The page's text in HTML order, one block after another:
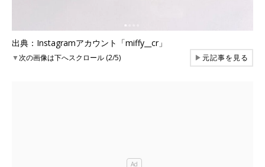
出典：Instagramアカウント「miffy__cr」
▼次の画像は下へスクロール (2/5) ▶元記事を見る